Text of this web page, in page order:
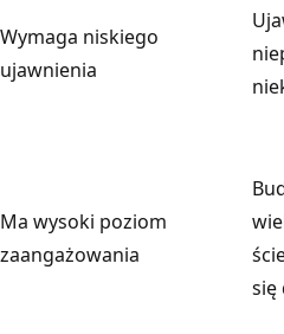
Wymaga niskiego
ujawnienia
Ma wysoki poziom
zaangażowania
się